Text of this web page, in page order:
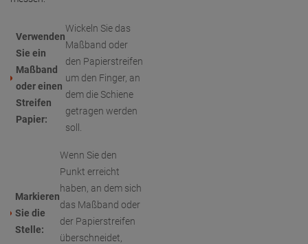
Verwenden
Sie ein
Maßband
oder einen
Streifen
Papier:
Wickeln Sie das
Maßband oder
den Papierstreifen
um den Finger, an
dem die Schiene
getragen werden
soll.
Markieren
Sie die
Stelle:
Wenn Sie den
Punkt erreicht
haben, an dem sich
das Maßband oder
der Papierstreifen
überschneidet,